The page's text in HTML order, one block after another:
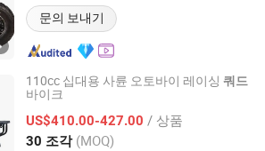
문의 보내기
110cc 십대용 사륜 오토바이 레이싱 쿼드
바이크
US$410.00-427.00 / 상품
30 조각 (MOQ)
Limited
이후 2010